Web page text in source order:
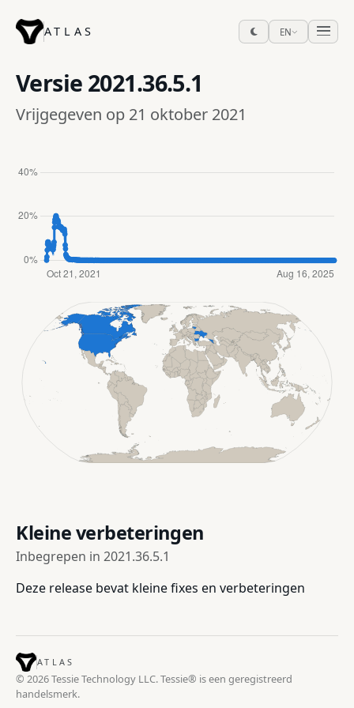
ATLAS EN
Versie 2021.36.5.1
Vrijgegeven op 21 oktober 2021
Kleine verbeteringen
Inbegrepen in 2021.36.5.1
Deze release bevat kleine fixes en verbeteringen
ATLAS
© 2026 Tessie Technology LLC. Tessie® is een geregistreerd
handelsmerk.